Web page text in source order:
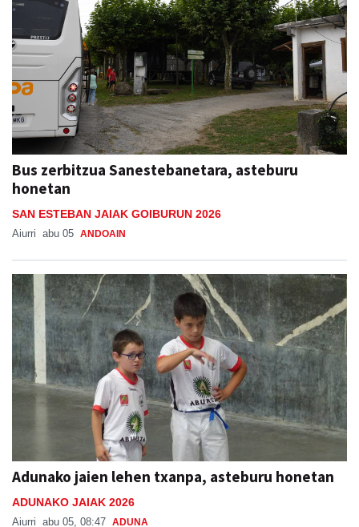
Bus zerbitzua Sanestebanetara, asteburu
honetan
SAN ESTEBAN JAIAK GOIBURUN 2026
Aiurri abu 05 ANDOAIN
Adunako jaien lehen txanpa, asteburu honetan
ADUNAKO JAIAK 2026
Aiurri abu 05, 08:47 ADUNA